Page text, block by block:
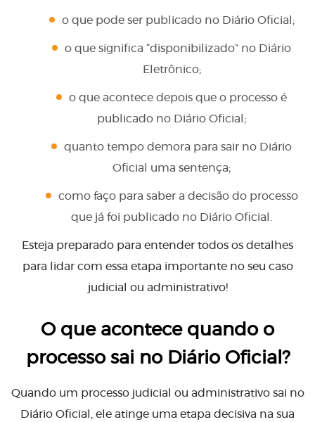
o que pode ser publicado no Diário Oficial;
o que significa “disponibilizado” no Diário
Eletrônico;
o que acontece depois que o processo é
publicado no Diário Oficial;
quanto tempo demora para sair no Diário
Oficial uma sentença;
como faço para saber a decisão do processo
que já foi publicado no Diário Oficial.
Esteja preparado para entender todos os detalhes
para lidar com essa etapa importante no seu caso
judicial ou administrativo!
O que acontece quando o
processo sai no Diário Oficial?
Quando um processo judicial ou administrativo sai no
Diário Oficial, ele atinge uma etapa decisiva na sua